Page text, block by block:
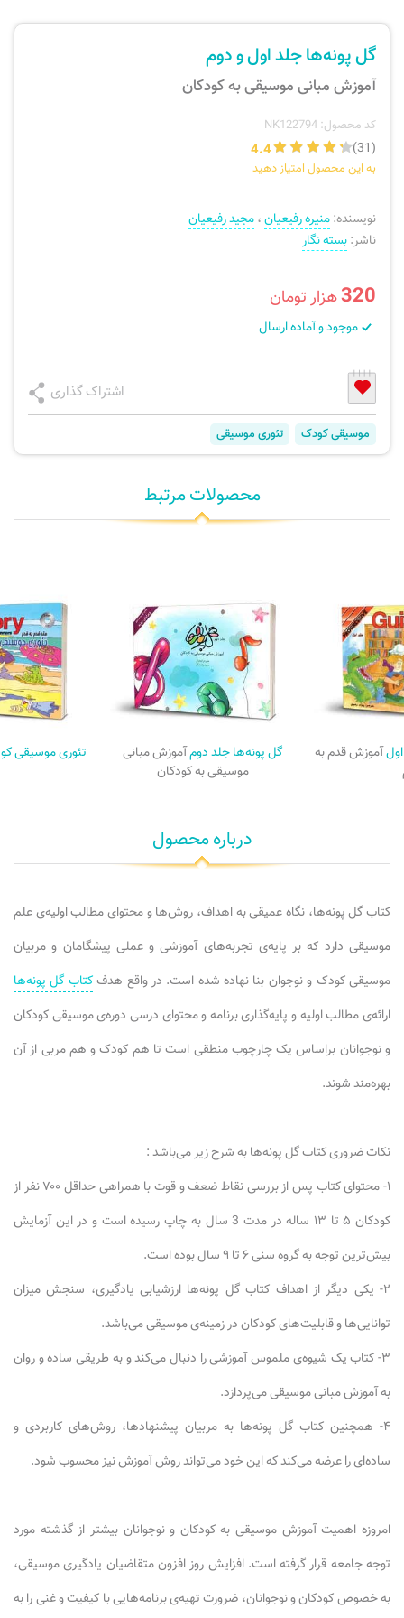
نی، فلوت، سازهای بادی
ارسال سفارش
گل پونه‌ها جلد اول و دوم
آموزش مبانی موسیقی به کودکان
کد محصول: NK122794
(31)
4.4
به این محصول امتیاز دهید
نویسنده:منیره رفیعیان،مجید رفیعیان
ناشر:بسته نگار
320هزار تومان
موجود و آماده ارسال
اشتراک گذاری
موسیقی کودک تئوری موسیقی
محصولات مرتبط
اولآموزش قدم به
گل پونه‌ها جلد دومآموزش مبانی
موسیقی به کودکان
تئوری موسیقی
درباره محصول
کتاب گل پونه‌ها، نگاه عمیقی به اهداف، روش‌ها و محتوای مطالب اولیه‌ی علم
موسیقی دارد که بر پایه‌ی تجربه‌های آموزشی و عملی پیشگامان و مربیان
موسیقی کودک و نوجوان بنا نهاده شده است. در واقع هدفکتاب گل پونه‌ها
ارائه‌ی مطالب اولیه و پایه‌گذاری برنامه و محتوای درسی دوره‌ی موسیقی کودکان
و نوجوانان براساس یک چارچوب منطقی است تا هم کودک و هم مربی از آن
بهره‌مند شوند.
نکات ضروری کتاب گل پونه‌ها به شرح زیر می‌باشد :
۱- محتوای کتاب پس از بررسی نقاط ضعف و قوت با همراهی حداقل ۷۰۰ نفر از
کودکان ۵ تا ۱۳ ساله در مدت 3 سال به چاپ رسیده است و در این آزمایش
بیش‌ترین توجه به گروه سنی ۶ تا ۹ سال بوده است.
۲- یکی دیگر از اهداف کتاب گل پونه‌ها ارزشیابی یادگیری، سنجش میزان
توانایی‌ها و قابلیت‌های کودکان در زمینه‌ی موسیقی می‌باشد.
۳- کتاب یک شیوه‌ی ملموس آموزشی را دنبال می‌کند و به طریقی ساده و روان
به آموزش مبانی موسیقی می‌پردازد.
۴- همچنین کتاب گل پونه‌ها به مربیان پیشنهادها، روش‌های کاربردی و
ساده‌ای را عرضه می‌کند که این خود می‌تواند روش آموزش نیز محسوب شود.
امروزه اهمیت آموزش موسیقی به کودکان و نوجوانان بیشتر از گذشته مورد
توجه جامعه‌ قرار گرفته است. افزایش روز افزون متقاضیان یادگیری موسیقی،
به خصوص کودکان و نوجوانان، ضرورت تهیه‌ی برنامه‌هایی با کیفیت و غنی را به